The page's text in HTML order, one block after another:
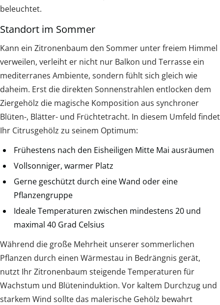
beleuchtet.
Standort im Sommer
Kann ein Zitronenbaum den Sommer unter freiem Himmel
verweilen, verleiht er nicht nur Balkon und Terrasse ein
mediterranes Ambiente, sondern fühlt sich gleich wie
daheim. Erst die direkten Sonnenstrahlen entlocken dem
Ziergehölz die magische Komposition aus synchroner
Blüten-, Blätter- und Früchtetracht. In diesem Umfeld findet
Ihr Citrusgehölz zu seinem Optimum:
Frühestens nach den Eisheiligen Mitte Mai ausräumen
Vollsonniger, warmer Platz
Gerne geschützt durch eine Wand oder eine
Pflanzengruppe
Ideale Temperaturen zwischen mindestens 20 und
maximal 40 Grad Celsius
Während die große Mehrheit unserer sommerlichen
Pflanzen durch einen Wärmestau in Bedrängnis gerät,
nutzt Ihr Zitronenbaum steigende Temperaturen für
Wachstum und Blüteninduktion. Vor kaltem Durchzug und
starkem Wind sollte das malerische Gehölz bewahrt